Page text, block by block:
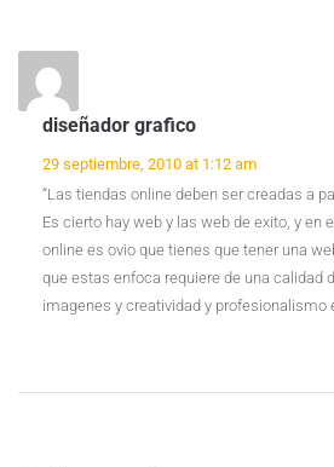
diseñador grafico
29 septiembre, 2010 at 1:12 am
“Las tiendas online deben ser creadas a
Es cierto hay web y las web de exito, y en
online es ovio que tienes que tener una
que estas enfoca requiere de una calidad
imagenes y creatividad y profesionalismo